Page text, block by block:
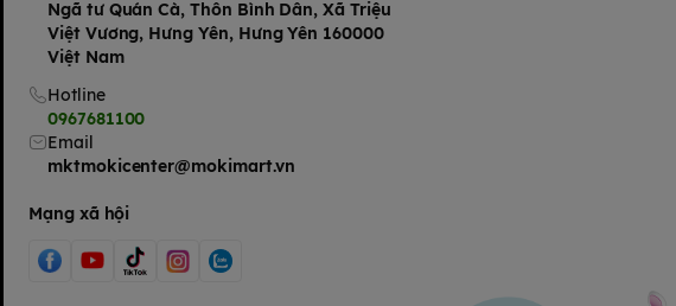
Ngã tư Quán Cà, Thôn Bình Dân, Xã Triệu
Việt Vương, Hưng Yên, Hưng Yên 160000
Việt Nam
Hotline
0967681100
Email
mktmokicenter@mokimart.vn
Mạng xã hội